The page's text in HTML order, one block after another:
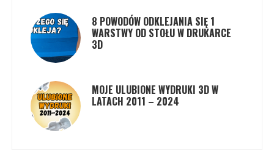
8 POWODÓW ODKLEJANIA SIĘ 1
WARSTWY OD STOŁU W DRUKARCE
3D
MOJE ULUBIONE WYDRUKI 3D W
LATACH 2011 – 2024